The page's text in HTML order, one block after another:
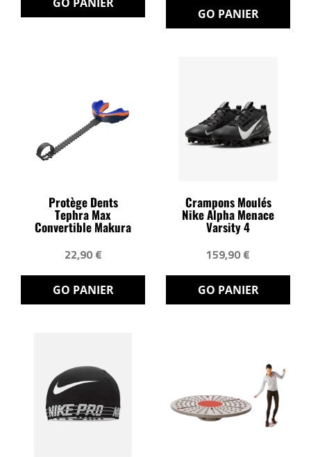
GO PANIER
Protège Dents
Tephra Max
Convertible Makura
22,90 €
GO PANIER
Crampons Moulés
Nike Alpha Menace
Varsity 4
159,90 €
GO PANIER